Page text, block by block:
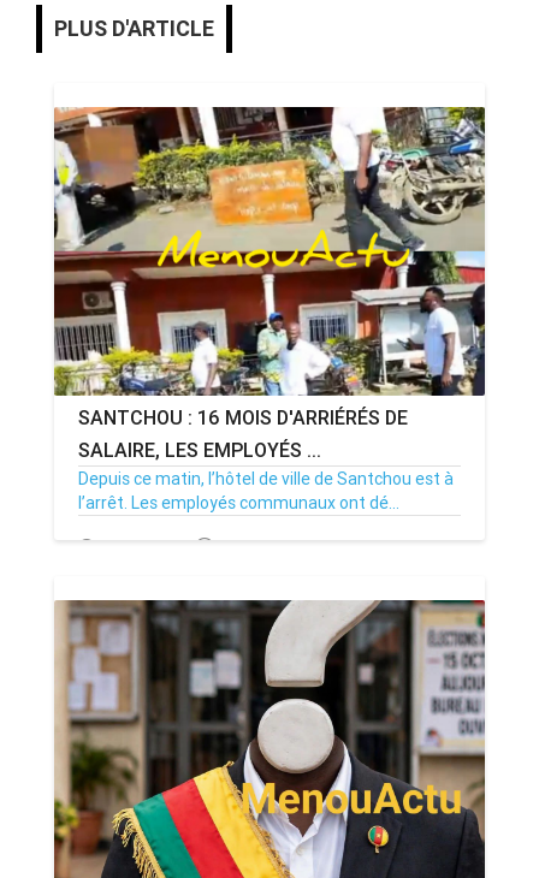
PLUS D'ARTICLE
SANTCHOU : 16 MOIS D'ARRIÉRÉS DE
SALAIRE, LES EMPLOYÉS ...
Depuis ce matin, l’hôtel de ville de Santchou est à
l’arrêt. Les employés communaux ont dé...
20/07/26 Par MenouActu 0